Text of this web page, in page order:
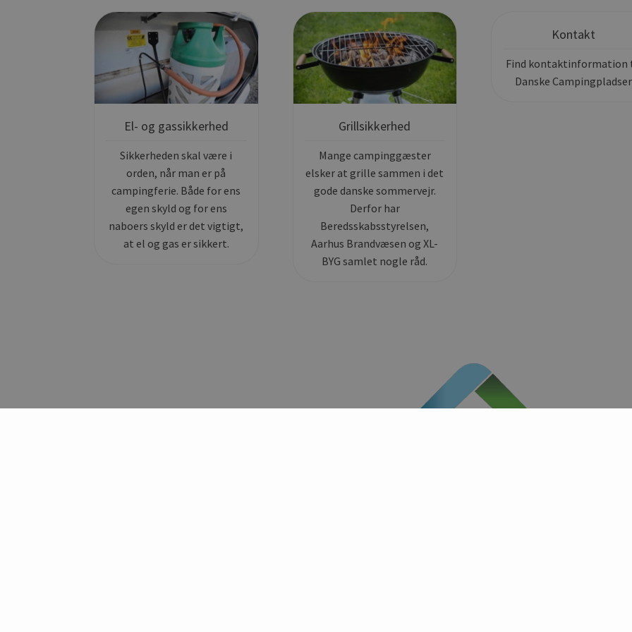
El- og gassikkerhed
Sikkerheden skal være i
orden, når man er på
campingferie. Både for ens
egen skyld og for ens
naboers skyld er det vigtigt,
at el og gas er sikkert.
Grillsikkerhed
Mange campinggæster
elsker at grille sammen i det
gode danske sommervejr.
Derfor har
Beredsskabsstyrelsen,
Aarhus Brandvæsen og XL-
BYG samlet nogle råd.
Kontakt
Find kontaktinformation
Danske Campingpladser